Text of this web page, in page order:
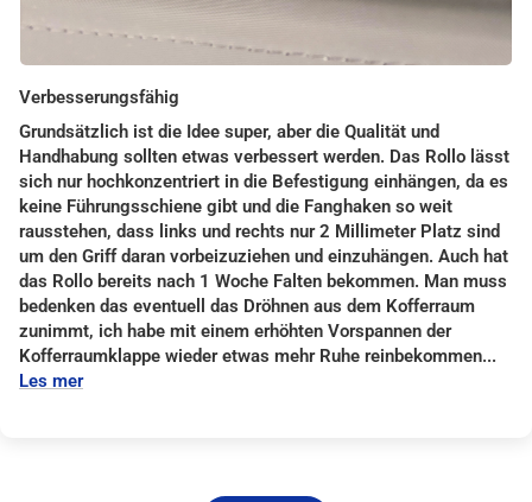
Verbesserungsfähig
Grundsätzlich ist die Idee super, aber die Qualität und
Handhabung sollten etwas verbessert werden. Das Rollo lässt
sich nur hochkonzentriert in die Befestigung einhängen, da es
keine Führungsschiene gibt und die Fanghaken so weit
rausstehen, dass links und rechts nur 2 Millimeter Platz sind
um den Griff daran vorbeizuziehen und einzuhängen. Auch hat
das Rollo bereits nach 1 Woche Falten bekommen. Man muss
bedenken das eventuell das Dröhnen aus dem Kofferraum
zunimmt, ich habe mit einem erhöhten Vorspannen der
Kofferraumklappe wieder etwas mehr Ruhe reinbekommen...
Les mer